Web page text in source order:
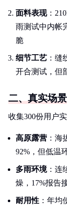
面料表现：
雨测试中内帐
脆
细节工艺 ：缝
开合测试，但
二、真实场
收集300份用户
高原露营 ：
92%，但低温
多雨环境：连
燥，17%报告
耐用性 ：年均